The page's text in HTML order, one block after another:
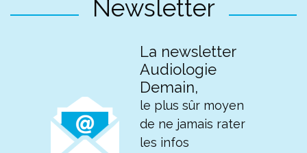
Newsletter
La newsletter
Audiologie
Demain,
le plus sûr moyen
de ne jamais rater
les infos